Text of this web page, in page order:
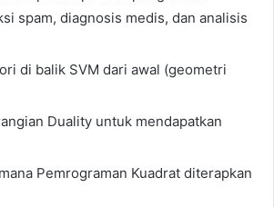
spam, diagnosis medis, dan analisis
di balik SVM dari awal (geometri
Duality untuk mendapatkan
Pemrograman Kuadrat diterapkan